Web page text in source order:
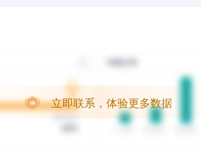
立即联系，体验更多数据